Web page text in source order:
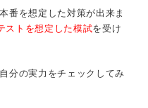
番を想定した対策が出来ま
ストを想定した模試を受け
分の実力をチェックしてみ